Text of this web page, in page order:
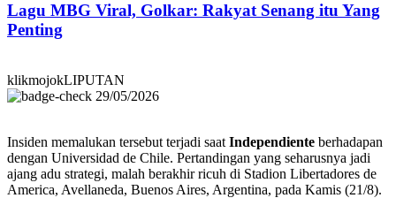
Lagu MBG Viral, Golkar: Rakyat Senang itu Yang
Penting
klikmojokLIPUTAN
29/05/2026
Insiden memalukan tersebut terjadi saat Independiente berhadapan
dengan Universidad de Chile. Pertandingan yang seharusnya jadi
ajang adu strategi, malah berakhir ricuh di Stadion Libertadores de
America, Avellaneda, Buenos Aires, Argentina, pada Kamis (21/8).